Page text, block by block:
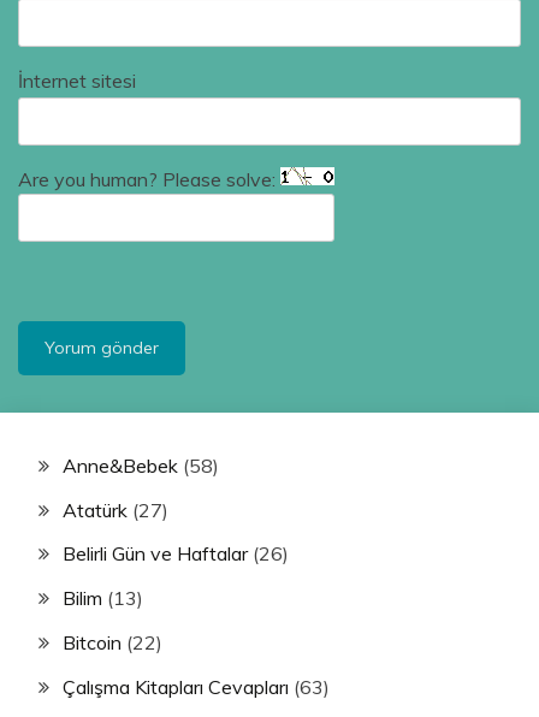
İnternet sitesi
Are you human? Please solve:
Anne&Bebek (58)
Atatürk (27)
Belirli Gün ve Haftalar(26)
Bilim (13)
Bitcoin (22)
Çalışma Kitapları Cevapları (63)